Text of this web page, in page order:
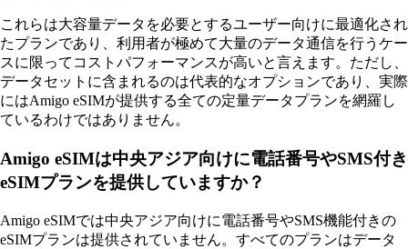
これらは大容量データを必要とするユーザー向けに最適化され
たプランであり、利用者が極めて大量のデータ通信を行うケー
スに限ってコストパフォーマンスが高いと言えます。ただし、
データセットに含まれるのは代表的なオプションであり、実際
にはAmigo eSIMが提供する全ての定量データプランを網羅し
ているわけではありません。
Amigo eSIMは中央アジア向けに電話番号やSMS付き
eSIMプランを提供していますか？
Amigo eSIMでは中央アジア向けに電話番号やSMS機能付きの
eSIMプランは提供されていません。すべてのプランはデータ